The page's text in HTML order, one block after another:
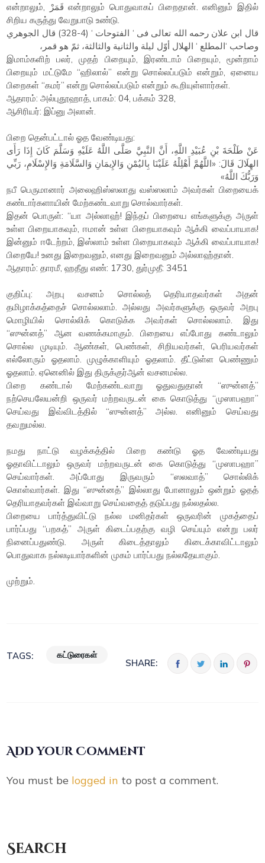
என்றாலும், قَمَرْ என்றாலும் பொதுவாகப் பிறைதான். எனினும் இதில்
சிறிய கருத்து வேறுபாடு உண்டு.
قال ابن علان رحمه الله تعالى فى ‘ الفتوحات ‘ (4-328) قال الجوهري
وصاحب ‘المطلع ‘ الهلال أوّل ليلة والثانية والثالثة، ثمّ هو قمر،
இமாம்களிற் பலர், முதற் பிறையும், இரண்டாம் பிறையும், மூன்றாம்
பிறையும் மட்டுமே “ஹிலால்” என்று சொல்லப்படும் என்றும், ஏனைய
பிறைகள் “கமர்” என்று சொல்லப்படும் என்றும் கூறியுள்ளார்கள்.
ஆதாரம்: அல்புதூஹாத், பாகம்: 04, பக்கம் 328,
ஆசிரியர்: இப்னு அலான்.
பிறை தென்பட்டால் ஓத வேண்டியது:
عَنْ طَلْحَةَ بْنِ عُبَيْدِ اللَّهِ، أَنَّ النَّبِيَّ صَلَّى اللَّهُ عَلَيْهِ وَسَلَّمَ كَانَ إِذَا رَأَى
الهِلَالَ قَالَ: «اللَّهُمَّ أَهْلِلْهُ عَلَيْنَا بِاليُمْنِ وَالإِيمَانِ وَالسَّلَامَةِ وَالإِسْلَامِ، رَبِّي
وَرَبُّكَ اللَّهُ»
நபீ பெருமானார் அலைஹிஸ்ஸலாது வஸ்ஸலாம் அவர்கள் பிறையைக்
கண்டார்களாயின் மேற்கண்டவாறு சொல்வார்கள்.
இதன் பொருள்: “யா அல்லாஹ்! இந்தப் பிறையை எங்களுக்கு அருள்
உள்ள பிறையாகவும், ஈமான் உள்ள பிறையாகவும் ஆக்கி வைப்பாயாக!
இன்னும் ஈடேற்றம், இஸ்லாம் உள்ள பிறையாகவும் ஆக்கி வைப்பாயாக!
பிறையே! உனது இறைவனும், எனது இறைவனும் அல்லாஹ்தான்.
ஆதாரம்: தாரமீ, ஹதீது எண்: 1730, துர்முதீ: 3451
குறிப்பு: அறபு வசனம் சொல்லத் தெரியாதவர்கள் அதன்
தமிழாக்கத்தைச் சொல்லலாம். அல்லது அவர்களுக்கு ஒருவர் அறபு
மொழியில் சொல்லிக் கொடுக்க அவர்கள் சொல்லலாம். இது
“ஸுன்னத்” ஆன வணக்கமாகும். பிறையை எப்போது கண்டாலும்
சொல்ல முடியும். ஆண்கள், பெண்கள், சிறியவர்கள், பெரியவர்கள்
எல்லோரும் ஓதலாம். முழுக்காளியும் ஓதலாம். தீட்டுள்ள பெண்ணும்
ஓதலாம். ஏனெனில் இது திருக்குர்ஆன் வசனமல்ல.
பிறை கண்டால் மேற்கண்டவாறு ஓதுவதுதான் “ஸுன்னத்”
நற்செயலேயன்றி ஒருவர் மற்றவருடன் கை கொடுத்து “முஸாபஹா”
செய்வது இவ்விடத்தில் “ஸுன்னத்” அல்ல. எனினும் செய்வது
தவறுமல்ல.
நமது நாட்டு வழக்கத்தில் பிறை கண்டு ஓத வேண்டியது
ஓதாவிட்டாலும் ஒருவர் மற்றவருடன் கை கொடுத்து “முஸாபஹா”
செய்வார்கள். அப்போது இருவரும் “ஸலவாத்” சொல்லிக்
கொள்வார்கள். இது “ஸுன்னத்” இல்லாது போனாலும் ஒன்றும் ஓதத்
தெரியாதவர்கள் இவ்வாறு செய்வதைத் தடுப்பது நல்லதல்ல.
பிறையை பார்த்துவிட்டு நல்ல மனிதர்கள் ஒருவரின் முகத்தைப்
பார்ப்பது “பறகத்” அருள் கிடைப்பதற்கு வழி செய்யும் என்று பலர்
நினைப்பதுண்டு. அருள் கிடைத்தாலும் கிடைக்காவிட்டாலும்
பொதுவாக நல்லடியார்களின் முகம் பார்ப்பது நல்லதேயாகும்.
முற்றும்.
TAGS: கட்டுரைகள்
SHARE:
Add your Comment
You must be logged in to post a comment.
Search